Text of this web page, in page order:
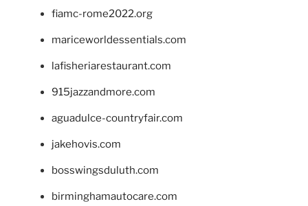
fiamc-rome2022.org
mariceworldessentials.com
lafisheriarestaurant.com
915jazzandmore.com
aguadulce-countryfair.com
jakehovis.com
bosswingsduluth.com
birminghamautocare.com